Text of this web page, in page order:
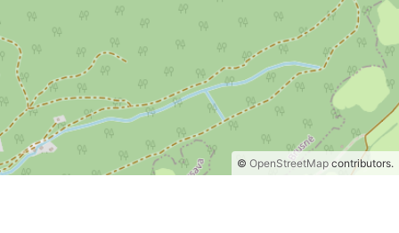
© OpenStreetMap contributors.